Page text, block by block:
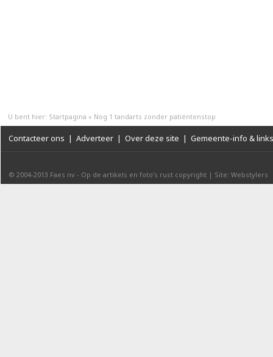
U bent hier: Startpagina » Nog 1 tandarts zonder patiëntenstop
Contacteer ons | Adverteer | Over deze site | Gemeente-info & links
© 2004-2013 Faes nv - Op de artikels en foto’s rust copyright | Site: Webstylers